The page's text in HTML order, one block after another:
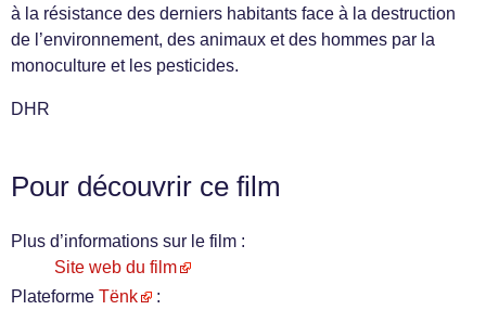
à la résistance des derniers habitants face à la destruction
de l’environnement, des animaux et des hommes par la
monoculture et les pesticides.
DHR
Pour découvrir ce film
Plus d’informations sur le film :
Site web du film
Plateforme Tënk
: